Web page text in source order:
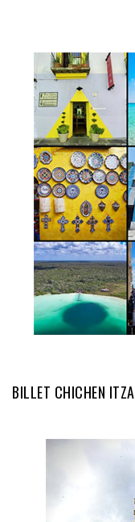
BILLET CHICHEN ITZA